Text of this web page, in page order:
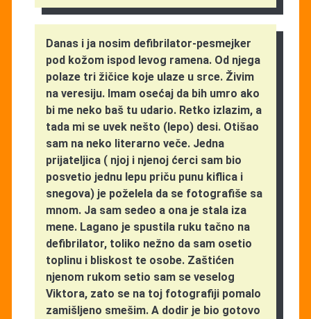
Danas i ja nosim defibrilator-pesmejker
pod kožom ispod levog ramena. Od njega
polaze tri žičice koje ulaze u srce. Živim
na veresiju. Imam osećaj da bih umro ako
bi me neko baš tu udario. Retko izlazim, a
tada mi se uvek nešto (lepo) desi. Otišao
sam na neko literarno veče. Jedna
prijateljica ( njoj i njenoj ćerci sam bio
posvetio jednu lepu priču punu kiflica i
snegova) je poželela da se fotografiše sa
mnom. Ja sam sedeo a ona je stala iza
mene. Lagano je spustila ruku tačno na
defibrilator, toliko nežno da sam osetio
toplinu i bliskost te osobe. Zaštićen
njenom rukom setio sam se veselog
Viktora, zato se na toj fotografiji pomalo
zamišljeno smešim. A dodir je bio gotovo